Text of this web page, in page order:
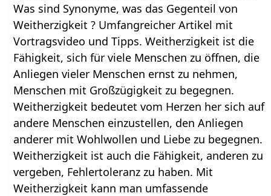
Was sind Synonyme, was das Gegenteil von
Weitherzigkeit ? Umfangreicher Artikel mit
Vortragsvideo und Tipps. Weitherzigkeit ist die
Fähigkeit, sich für viele Menschen zu öffnen, die
Anliegen vieler Menschen ernst zu nehmen,
Menschen mit Großzügigkeit zu begegnen.
Weitherzigkeit bedeutet vom Herzen her sich auf
andere Menschen einzustellen, den Anliegen
anderer mit Wohlwollen und Liebe zu begegnen.
Weitherzigkeit ist auch die Fähigkeit, anderen zu
vergeben, Fehlertoleranz zu haben. Mit
Weitherzigkeit kann man umfassende